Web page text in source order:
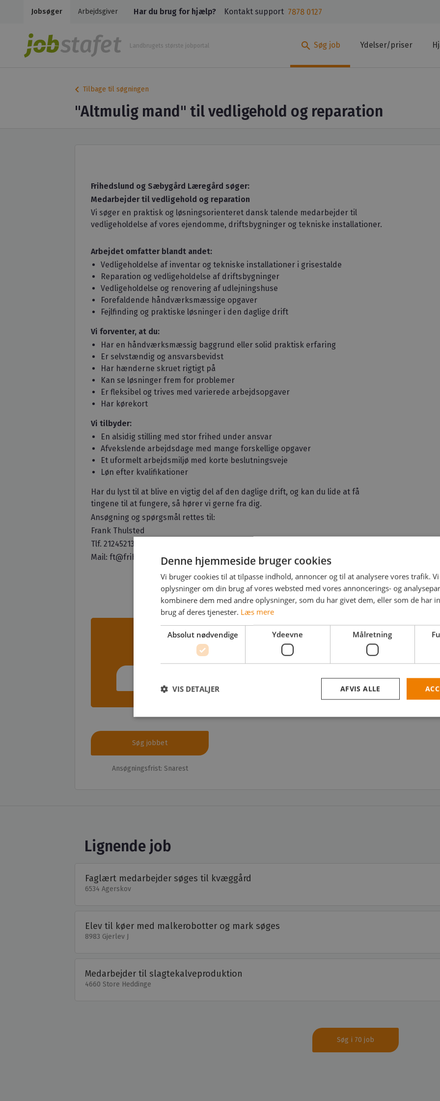
Jobsøger Arbejdsgiver Har du brug for hjælp? Kontakt support 7878 0127
Landbrugets største jobportal search Søg job Ydelser/priser
keyboard_arrow_left Tilbage til søgningen
"Altmulig mand" til vedligehold og reparation
Frihedslund og Sæbygård Læregård søger:
Medarbejder til vedligehold og reparation
Vi søger en praktisk og løsningsorienteret dansk talende medarbejder til
vedligeholdelse af vores ejendomme, driftsbygninger og tekniske installationer.
Arbejdet omfatter blandt andet:
Vedligeholdelse af inventar og tekniske installationer i grisestalde
Reparation og vedligeholdelse af driftsbygninger
Vedligeholdelse og renovering af udlejningshuse
Forefaldende håndværksmæssige opgaver
Fejlfinding og praktiske løsninger i den daglige drift
Vi forventer, at du:
Har en håndværksmæssig baggrund eller solid praktisk erfaring
Er selvstændig og ansvarsbevidst
Har hænderne skruet rigtigt på
Kan se løsninger frem for problemer
Er fleksibel og trives med varierede arbejdsopgaver
Har kørekort
Vi tilbyder:
En alsidig stilling med stor frihed under ansvar
Afvekslende arbejdsdage med mange forskellige opgaver
Et uformelt arbejdsmiljø med korte beslutningsveje
Løn efter kvalifikationer
Har du lyst til at blive en vigtig del af den daglige drift, og kan du lide at få
tingene til at fungere, så hører vi gerne fra dig.
Ansøgning og spørgsmål rettes til:
Frank Thulsted
Tlf. 21245213
Mail: ft@frihedslund.dk
Opret bruger eller log ind for at se
kontaktoplysninger på arbejdsgiveren
Søg jobbet
Ansøgningsfrist: Snarest
Lignende job
Faglært medarbejder søges til kvæggård
6534 Agerskov
Elev til køer med malkerobotter og mark søges
8983 Gjerlev J
Medarbejder til slagtekalveproduktion
4660 Store Heddinge
Søg i 70 job
Denne hjemmeside bruger cookies
Vi bruger cookies til at tilpasse indhold, annoncer og til at analysere vores trafik.
oplysninger om din brug af vores websted med vores annoncerings- og
kombinere dem med andre oplysninger, som du har givet dem, eller som de har
brug af deres tjenester. Læs mere
Absolut nødvendige Ydeevne Målretning
AFVIS ALLE
VIS DETALJER